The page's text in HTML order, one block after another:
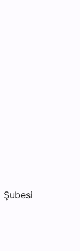
Şubesi